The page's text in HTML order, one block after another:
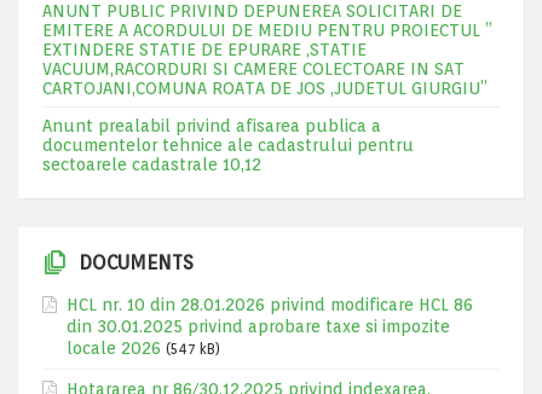
ANUNT PUBLIC PRIVIND DEPUNEREA SOLICITARI DE
EMITERE A ACORDULUI DE MEDIU PENTRU PROIECTUL ”
EXTINDERE STATIE DE EPURARE ,STATIE
VACUUM,RACORDURI SI CAMERE COLECTOARE IN SAT
CARTOJANI,COMUNA ROATA DE JOS ,JUDETUL GIURGIU”
Anunt prealabil privind afisarea publica a
documentelor tehnice ale cadastrului pentru
sectoarele cadastrale 10,12
DOCUMENTS
HCL nr. 10 din 28.01.2026 privind modificare HCL 86
din 30.01.2025 privind aprobare taxe si impozite
locale 2026 (547 kB)
Hotararea nr 86/30.12.2025 privind indexarea,